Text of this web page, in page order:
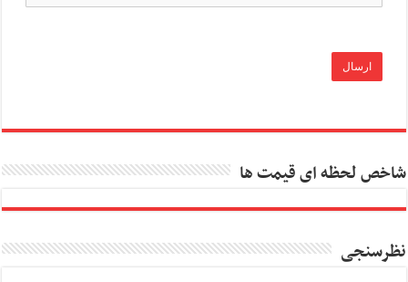
شاخص لحظه ای قیمت ها
نظرسنجی